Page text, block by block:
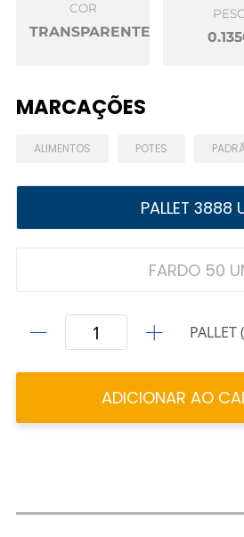
COR
TRANSPARENTE
MARCAÇÕES
ALIMENTOS POTES
PALLET 3888
FARDO 50
ADICIONAR AO